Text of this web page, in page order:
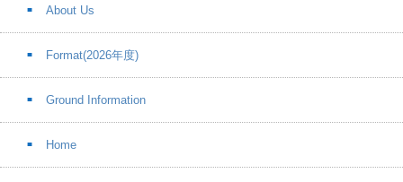
About Us
Format(2026年度)
Ground Information
Home